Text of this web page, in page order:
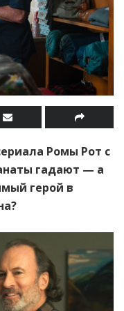
Ромы Рот с
гадают — а
герой в
?